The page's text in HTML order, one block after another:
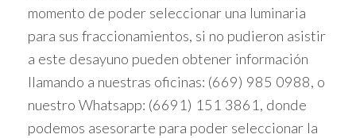
momento de poder seleccionar una luminaria
para sus fraccionamientos, si no pudieron asistir
a este desayuno pueden obtener información
llamando a nuestras oficinas: (669) 985 0988, o
nuestro Whatsapp: (6691) 151 3861, donde
podemos asesorarte para poder seleccionar la